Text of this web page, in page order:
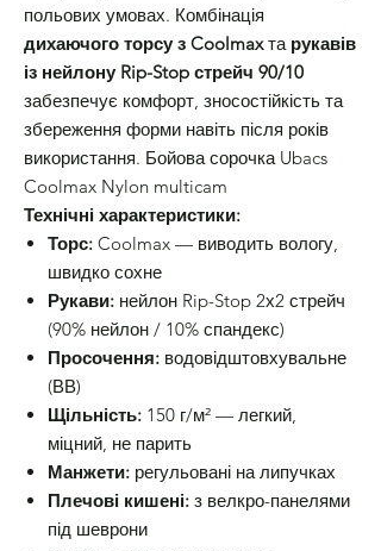
польових умовах. Комбінація
дихаючого торсу з Coolmaxта рукавів
із нейлону Rip-Stop стрейч 90/10
забезпечує комфорт, зносостійкість та
збереження форми навіть після років
використання. Бойова сорочка Ubacs
Coolmax Nylon multicam
Технічні характеристики:
Торс: Coolmax — виводить вологу,
швидко сохне
Рукави: нейлон Rip-Stop 2х2 стрейч
(90% нейлон / 10% спандекс)
Просочення: водовідштовхувальне
(ВВ)
Щільність: 150 г/м² — легкий,
міцний, не парить
Манжети: регульовані на липучках
Плечові кишені: з велкро-панелями
під шеврони